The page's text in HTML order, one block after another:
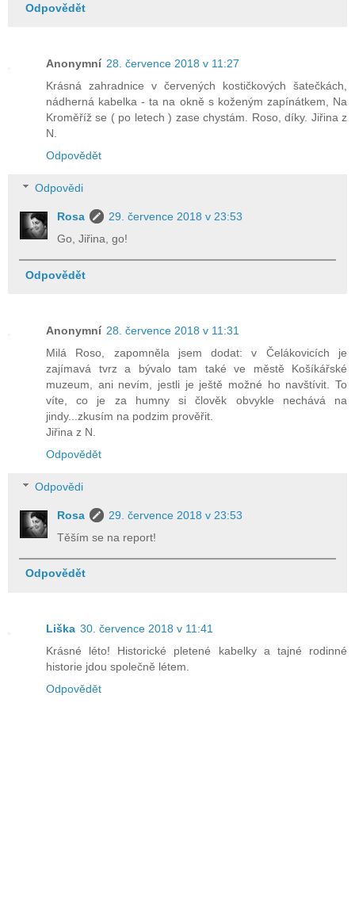
Odpovědět
Anonymní 28. července 2018 v 11:27
Krásná zahradnice v červených kostičkových šatečkách,
nádherná kabelka - ta na okně s koženým zapínátkem, Na
Kroměříž se ( po letech ) zase chystám. Roso, díky. Jiřina z
N.
Odpovědět
Odpovědi
Rosa
29. července 2018 v 23:53
Go, Jiřina, go!
Odpovědět
Anonymní 28. července 2018 v 11:31
Milá Roso, zapomněla jsem dodat: v Čelákovicích je
zajímavá tvrz a bývalo tam také ve městě Košíkářské
muzeum, ani nevím, jestli je ještě možné ho navštívit. To
víte, co je za humny si člověk obvykle nechává na
jindy...zkusím na podzim prověřit.
Jiřina z N.
Odpovědět
Odpovědi
Rosa
29. července 2018 v 23:53
Těším se na report!
Odpovědět
Liška 30. července 2018 v 11:41
Krásné léto! Historické pletené kabelky a tajné rodinné
historie jdou společně létem.
Odpovědět